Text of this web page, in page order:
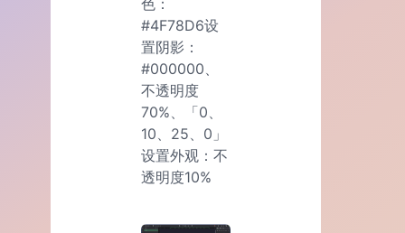
#4F78D6设
置阴影：
#000000、
不透明度
70%、「0、
10、25、0」
设置外观：不
透明度10%